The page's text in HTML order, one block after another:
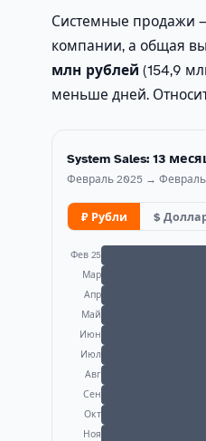
Системные продажи
компании, а общая
млн рублей (154,9
меньше дней.
System Sales: 13
Февраль 2025 →
₽ Рубли $
Фев 25
Мар
Апр
Май
Июн
Июл
Авг
Сен
Окт
Ноя